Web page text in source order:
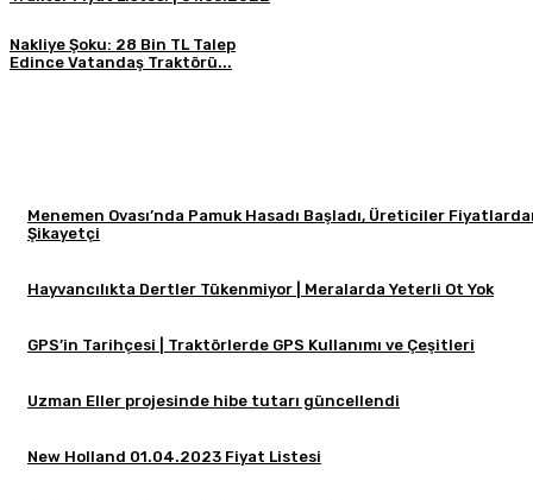
Nakliye Şoku: 28 Bin TL Talep
Edince Vatandaş Traktörü...
Menemen Ovası’nda Pamuk Hasadı Başladı, Üreticiler
Şikayetçi
Hayvancılıkta Dertler Tükenmiyor | Meralarda Yeterli Ot Yok
GPS’in Tarihçesi | Traktörlerde GPS Kullanımı ve Çeşitleri
Uzman Eller projesinde hibe tutarı güncellendi
New Holland 01.04.2023 Fiyat Listesi